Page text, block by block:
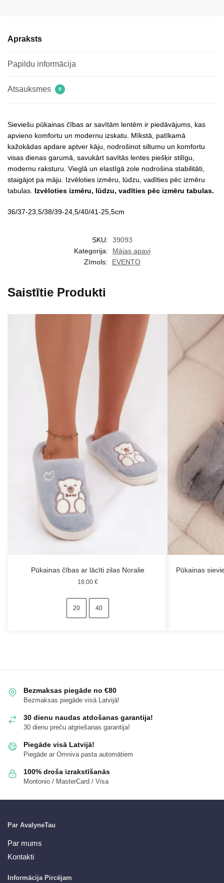
Apraksts
Papildu informācija
Atsauksmes 0
Sieviešu pūkainas čības ar savītām lentēm ir piedāvājums, kas
apvieno komfortu un modernu izskatu. Mīkstā, patīkamā
kažokādas apdare aptver kāju, nodrošinot siltumu un komfortu
visas dienas garumā, savukārt savītās lentes piešķir stilīgu,
modernu raksturu. Vieglā un elastīgā zole nodrošina stabilitāti,
staigājot pa māju. Izvēloties izmēru, lūdzu, vadīties pēc izmēru
tabulas. Izvēloties izmēru, lūdzu, vadīties pēc izmēru tabulas.
36/37-23,5/38/39-24,5/40/41-25,5cm
SKU:
39093
Kategorija:
Mājas apavi
Zīmols:
EVENTO
Saistītie Produkti
Pūkainas čības ar lācīti zilas Noralie
18.00 €
20 40
Pūkainas
Bezmaksas piegāde no €80
Bezmaksas piegāde visā Latvijā!
30 dienu naudas atdošanas garantija!
30 dienu preču atgriešanas garantija!
Piegāde visā Latvijā!
Piegāde ar Omniva pasta automātiem
100% droša izrakstīšanās
Montonio / MasterCard / Visa
Par AvalyneTau
Par mums
Kontakti
Informācija Pircējam